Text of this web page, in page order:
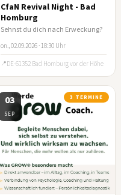
CfaN Revival Night - Bad
Homburg
Sehnst du dich nach Erweckung?
on., 02.09.2026 · 18:30 Uhr
DE-61352 Bad Homburg vor der Höhe
03
SEP
3 TERMINE